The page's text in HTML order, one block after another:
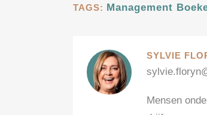
TAGS: Management
SYLVIE
Mensen